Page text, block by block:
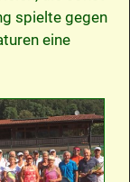
spielte gegen
eine